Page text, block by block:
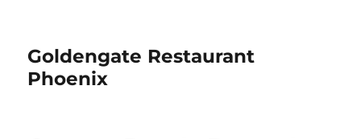
Goldengate Restaurant
Phoenix